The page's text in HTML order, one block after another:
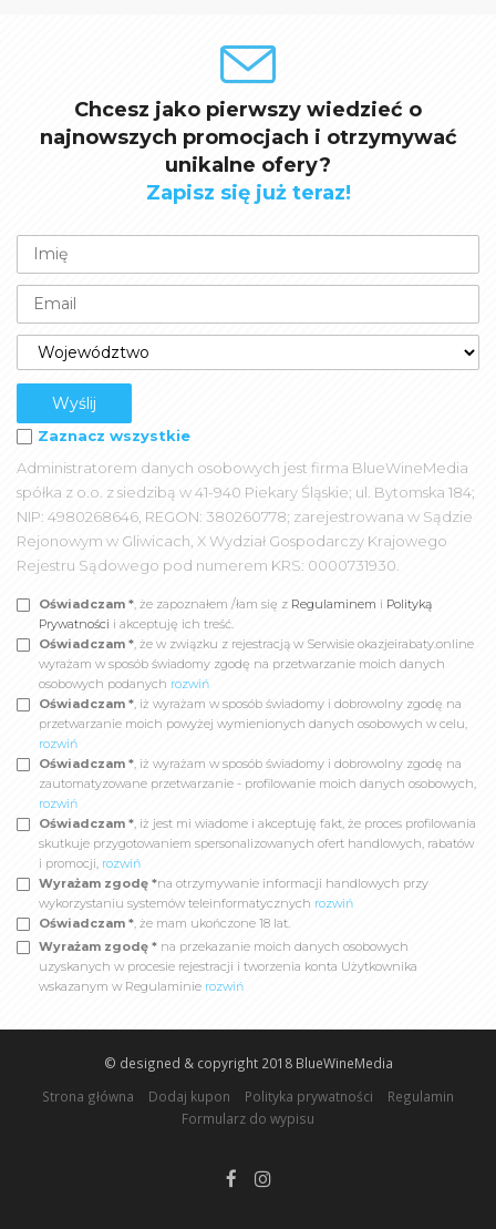
Chcesz jako pierwszy wiedzieć o
najnowszych promocjach i otrzymywać
unikalne ofery?
Zapisz się już teraz!
Zaznacz wszystkie
Administratorem danych osobowych jest firma BlueWineMedia
spółka z o.o. z siedzibą w 41-940 Piekary Śląskie; ul. Bytomska 184;
NIP: 4980268646, REGON: 380260778; zarejestrowana w Sądzie
Rejonowym w Gliwicach, X Wydział Gospodarczy Krajowego
Rejestru Sądowego pod numerem KRS: 0000731930.
Oświadczam *, że zapoznałem /łam się z Regulaminem i Polityką
Prywatności i akceptuję ich treść.
Oświadczam *, że w związku z rejestracją w Serwisie okazjeirabaty.online
wyrażam w sposób świadomy zgodę na przetwarzanie moich danych
osobowych podanych rozwiń
Oświadczam *, iż wyrażam w sposób świadomy i dobrowolny zgodę na
przetwarzanie moich powyżej wymienionych danych osobowych w celu,
rozwiń
Oświadczam *, iż wyrażam w sposób świadomy i dobrowolny zgodę na
zautomatyzowane przetwarzanie - profilowanie moich danych osobowych,
rozwiń
Oświadczam *, iż jest mi wiadome i akceptuję fakt, że proces profilowania
skutkuje przygotowaniem spersonalizowanych ofert handlowych, rabatów
i promocji, rozwiń
Wyrażam zgodę *na otrzymywanie informacji handlowych przy
wykorzystaniu systemów teleinformatycznych rozwiń
Oświadczam *, że mam ukończone 18 lat.
Wyrażam zgodę * na przekazanie moich danych osobowych
uzyskanych w procesie rejestracji i tworzenia konta Użytkownika
wskazanym w Regulaminie rozwiń
© designed & copyright 2018 BlueWineMedia
Strona główna
Dodaj kupon Polityka prywatności
Regulamin
Formularz do wypisu